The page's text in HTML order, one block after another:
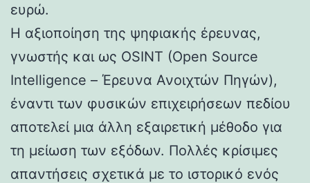
ευρώ.
Η αξιοποίηση της ψηφιακής έρευνας,
γνωστής και ως OSINT (Open Source
Intelligence – Έρευνα Ανοιχτών Πηγών),
έναντι των φυσικών επιχειρήσεων πεδίου
αποτελεί μια άλλη εξαιρετική μέθοδο για
τη μείωση των εξόδων. Πολλές κρίσιμες
απαντήσεις σχετικά με το ιστορικό ενός